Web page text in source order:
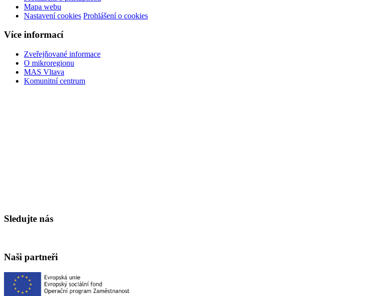
Mapa webu
Nastavení cookies Prohlášení o cookies
Více informací
Zveřejňované informace
O mikroregionu
MAS Vltava
Komunitní centrum
Sledujte nás
Naši partneři